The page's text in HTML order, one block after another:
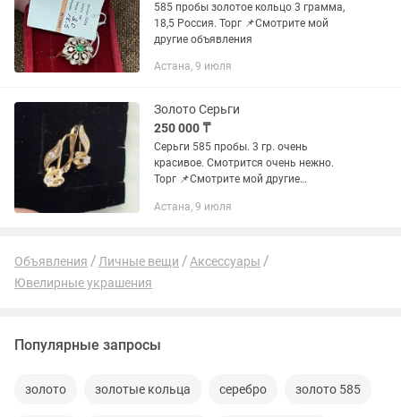
585 пробы золотое кольцо 3 грамма,
18,5 Россия. Торг 📌Смотрите мой
другие объявления
Астана, 9 июля
Золото Серьги
250 000 ₸
Серьги 585 пробы. 3 гр. очень
красивое. Смотрится очень нежно.
Торг 📌Смотрите мой другие
Астана, 9 июля
Объявления Личные вещи
Аксессуары
Ювелирные украшения
Популярные запросы
золото золотые кольца серебро золото 585